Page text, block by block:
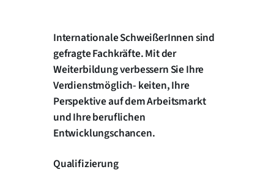
Internationale SchweißerInnen sind
gefragte Fachkräfte. Mit der
Weiterbildung verbessern Sie Ihre
Verdienstmöglich- keiten, Ihre
Perspektive auf dem Arbeitsmarkt
und Ihre beruflichen
Entwicklungschancen.
Qualifizierung